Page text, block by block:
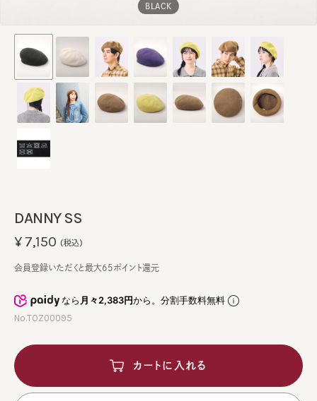
BLACK
DANNY SS
なら月々2,383円から。分割手数料無料
No.TOZ00095
¥7,150 (税込)
会員登録いただくと最大65ポイント還元
カートに入れる